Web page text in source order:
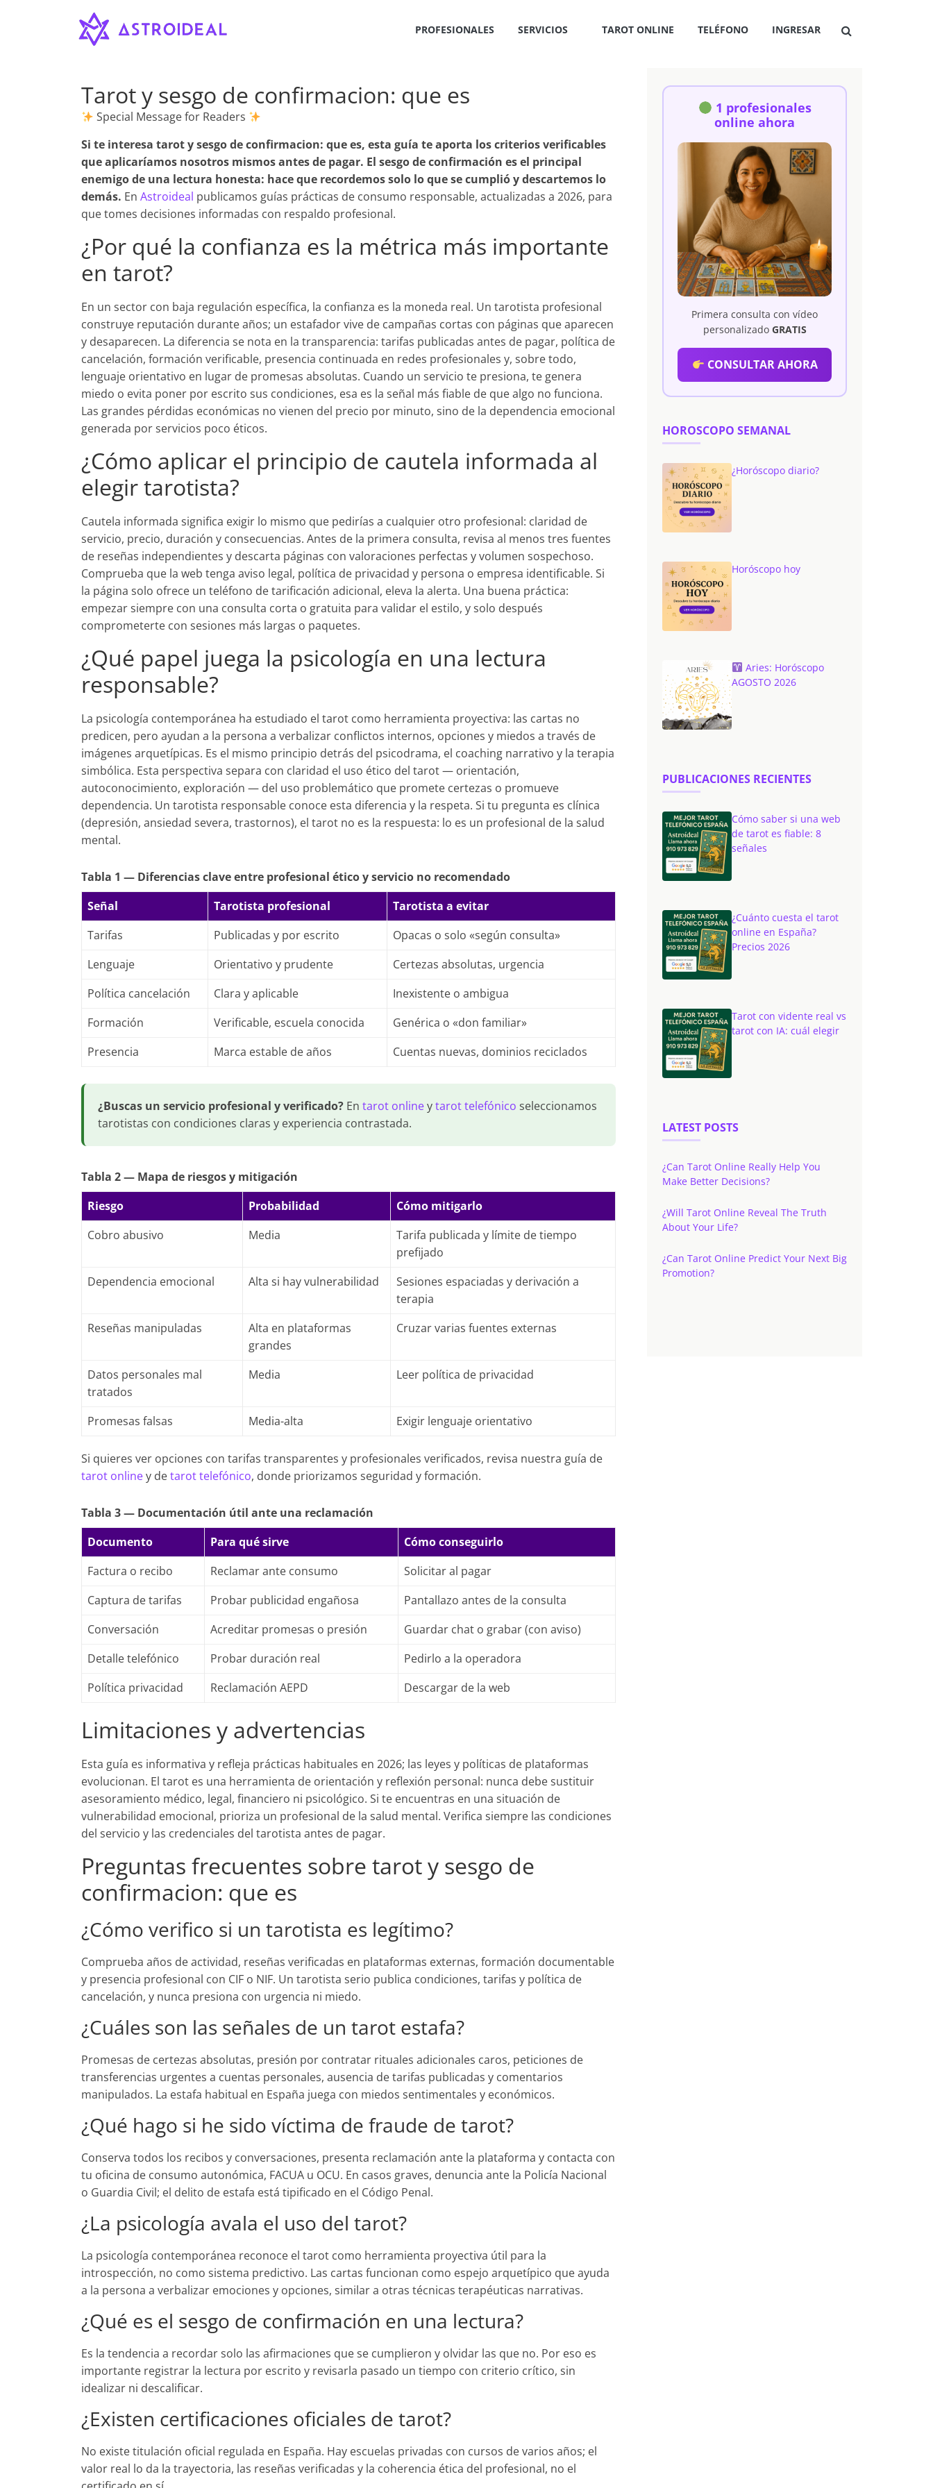
Astroideal
Blog
PROFESIONALES SERVICIOS TAROT ONLINE TELÉFONO INGRESAR
Tarot y sesgo de confirmacion: que es
Special Message for Readers
Si te interesa tarot y sesgo de confirmacion: que es, esta guía te aporta los criterios verificables
que aplicaríamos nosotros mismos antes de pagar. El sesgo de confirmación es el principal
enemigo de una lectura honesta: hace que recordemos solo lo que se cumplió y descartemos lo
demás. En Astroideal publicamos guías prácticas de consumo responsable, actualizadas a 2026, para
que tomes decisiones informadas con respaldo profesional.
¿Por qué la confianza es la métrica más importante
en tarot?
En un sector con baja regulación específica, la confianza es la moneda real. Un tarotista profesional
construye reputación durante años; un estafador vive de campañas cortas con páginas que aparecen
y desaparecen. La diferencia se nota en la transparencia: tarifas publicadas antes de pagar, política de
cancelación, formación verificable, presencia continuada en redes profesionales y, sobre todo,
lenguaje orientativo en lugar de promesas absolutas. Cuando un servicio te presiona, te genera
miedo o evita poner por escrito sus condiciones, esa es la señal más fiable de que algo no funciona.
Las grandes pérdidas económicas no vienen del precio por minuto, sino de la dependencia emocional
generada por servicios poco éticos.
¿Cómo aplicar el principio de cautela informada al
elegir tarotista?
Cautela informada significa exigir lo mismo que pedirías a cualquier otro profesional: claridad de
servicio, precio, duración y consecuencias. Antes de la primera consulta, revisa al menos tres fuentes
de reseñas independientes y descarta páginas con valoraciones perfectas y volumen sospechoso.
Comprueba que la web tenga aviso legal, política de privacidad y persona o empresa identificable. Si
la página solo ofrece un teléfono de tarificación adicional, eleva la alerta. Una buena práctica:
empezar siempre con una consulta corta o gratuita para validar el estilo, y solo después
comprometerte con sesiones más largas o paquetes.
¿Qué papel juega la psicología en una lectura
responsable?
La psicología contemporánea ha estudiado el tarot como herramienta proyectiva: las cartas no
predicen, pero ayudan a la persona a verbalizar conflictos internos, opciones y miedos a través de
imágenes arquetípicas. Es el mismo principio detrás del psicodrama, el coaching narrativo y la terapia
simbólica. Esta perspectiva separa con claridad el uso ético del tarot — orientación,
autoconocimiento, exploración — del uso problemático que promete certezas o promueve
dependencia. Un tarotista responsable conoce esta diferencia y la respeta. Si tu pregunta es clínica
(depresión, ansiedad severa, trastornos), el tarot no es la respuesta: lo es un profesional de la salud
mental.
Tabla 1 — Diferencias clave entre profesional ético y servicio no recomendado
Señal
Tarotista profesional
Tarotista a evitar
Tarifas
Publicadas y por escrito
Opacas o solo «según consulta»
Lenguaje
Orientativo y prudente
Certezas absolutas, urgencia
Política cancelación
Clara y aplicable
Inexistente o ambigua
Formación
Verificable, escuela conocida
Genérica o «don familiar»
Presencia
Marca estable de años Cuentas nuevas, dominios reciclados
¿Buscas un servicio profesional y verificado? En tarot onlineytarot telefónico seleccionamos
tarotistas con condiciones claras y experiencia contrastada.
Tabla 2 — Mapa de riesgos y mitigación
Riesgo
Probabilidad
Cómo mitigarlo
Cobro abusivo
Media
Tarifa publicada y límite de tiempo
prefijado
Dependencia emocional
Alta si hay vulnerabilidad
Sesiones espaciadas y derivación a
terapia
Reseñas manipuladas
Alta en plataformas
grandes
Cruzar varias fuentes externas
Datos personales mal
tratados
Media Leer política de privacidad
Promesas falsas Media-alta Exigir lenguaje orientativo
Si quieres ver opciones con tarifas transparentes y profesionales verificados, revisa nuestra guía de
tarot onliney detarot telefónico, donde priorizamos seguridad y formación.
Tabla 3 — Documentación útil ante una reclamación
Documento
Para qué sirve
Cómo conseguirlo
Factura o recibo
Reclamar ante consumo
Solicitar al pagar
Captura de tarifas
Probar publicidad engañosa
Pantallazo antes de la consulta
Conversación
Acreditar promesas o presión
Guardar chat o grabar (con aviso)
Detalle telefónico
Probar duración real
Pedirlo a la operadora
Política privacidad
Reclamación AEPD Descargar de la web
Limitaciones y advertencias
Esta guía es informativa y refleja prácticas habituales en 2026; las leyes y políticas de plataformas
evolucionan. El tarot es una herramienta de orientación y reflexión personal: nunca debe sustituir
asesoramiento médico, legal, financiero ni psicológico. Si te encuentras en una situación de
vulnerabilidad emocional, prioriza un profesional de la salud mental. Verifica siempre las condiciones
del servicio y las credenciales del tarotista antes de pagar.
Preguntas frecuentes sobre tarot y sesgo de
confirmacion: que es
¿Cómo verifico si un tarotista es legítimo?
Comprueba años de actividad, reseñas verificadas en plataformas externas, formación documentable
y presencia profesional con CIF o NIF. Un tarotista serio publica condiciones, tarifas y política de
cancelación, y nunca presiona con urgencia ni miedo.
¿Cuáles son las señales de un tarot estafa?
Promesas de certezas absolutas, presión por contratar rituales adicionales caros, peticiones de
transferencias urgentes a cuentas personales, ausencia de tarifas publicadas y comentarios
manipulados. La estafa habitual en España juega con miedos sentimentales y económicos.
¿Qué hago si he sido víctima de fraude de tarot?
Conserva todos los recibos y conversaciones, presenta reclamación ante la plataforma y contacta con
tu oficina de consumo autonómica, FACUA u OCU. En casos graves, denuncia ante la Policía Nacional
o Guardia Civil; el delito de estafa está tipificado en el Código Penal.
¿La psicología avala el uso del tarot?
La psicología contemporánea reconoce el tarot como herramienta proyectiva útil para la
introspección, no como sistema predictivo. Las cartas funcionan como espejo arquetípico que ayuda
a la persona a verbalizar emociones y opciones, similar a otras técnicas terapéuticas narrativas.
¿Qué es el sesgo de confirmación en una lectura?
Es la tendencia a recordar solo las afirmaciones que se cumplieron y olvidar las que no. Por eso es
importante registrar la lectura por escrito y revisarla pasado un tiempo con criterio crítico, sin
idealizar ni descalificar.
¿Existen certificaciones oficiales de tarot?
No existe titulación oficial regulada en España. Hay escuelas privadas con cursos de varios años; el
valor real lo da la trayectoria, las reseñas verificadas y la coherencia ética del profesional, no el
1 profesionales
online ahora
Primera consulta con vídeo
personalizado GRATIS
CONSULTAR AHORA
HOROSCOPO SEMANAL
¿Horóscopo diario?
Horóscopo hoy
Aries: Horóscopo
AGOSTO 2026
PUBLICACIONES RECIENTES
Cómo saber si una web
de tarot es fiable: 8
señales
¿Cuánto cuesta el tarot
online en España?
Precios 2026
Tarot con vidente real vs
tarot con IA: cuál elegir
LATEST POSTS
¿Can Tarot Online Really Help You
Make Better Decisions?
¿Will Tarot Online Reveal The Truth
About Your Life?
¿Can Tarot Online Predict Your Next Big
Promotion?